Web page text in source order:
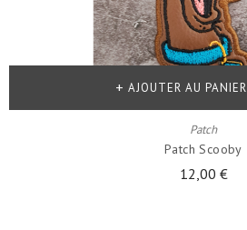
Patch
Patch Scooby
12,00 €
AJOUTER AU PANIER